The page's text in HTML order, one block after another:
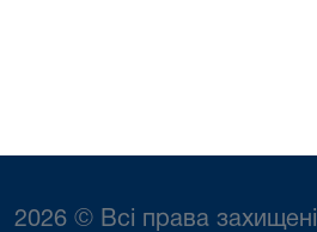
2026 © Всі права захищені